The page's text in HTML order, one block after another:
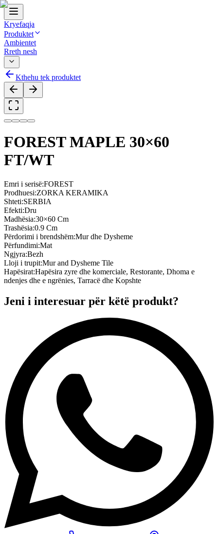
Kryefaqja
Produktet
Ambientet
Rreth nesh
Kthehu tek produktet
FOREST MAPLE 30×60
FT/WT
Emri i serisë:FOREST
Prodhuesi:ZORKA KERAMIKA
Shteti:SERBIA
Efekti:Dru
Madhësia:30×60 Cm
Trashësia:0.9 Cm
Përdorimi i brendshëm:Mur dhe Dysheme
Përfundimi:Mat
Ngjyra:Bezh
Lloji i trupit:Mur and Dysheme Tile
Hapësirat:Hapësira zyre dhe komerciale, Restorante, Dhoma e
ndenjes dhe e ngrënies, Tarracë dhe Kopshte
Jeni i interesuar për këtë produkt?